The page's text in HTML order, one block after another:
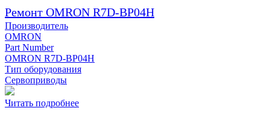
Ремонт OMRON R7D-BP04H
Производитель
OMRON
Part Number
OMRON R7D-BP04H
Тип оборудования
Сервоприводы
Читать подробнее